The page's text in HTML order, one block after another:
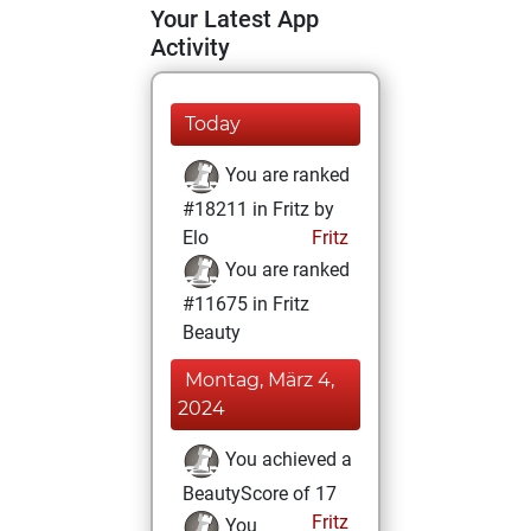
Your Latest App
Activity
Today
You are ranked
#18211 in Fritz by
Elo
Fritz
You are ranked
#11675 in Fritz
Beauty
Montag, März 4,
2024
You achieved a
BeautyScore of 17
Fritz
You